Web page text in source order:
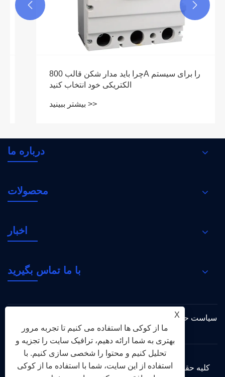
الکتریکی خود انتخاب کنید
بیشتر ببینید >>
 
درباره ما
محصولات
اخبار
با ما تماس بگیرید
سیاست حفظ حریم
خصوصی
کلیه حقوق این سایت متعلق به گروه شعله مقدس 2026 می
X
ما از کوکی ها استفاده می کنیم تا تجربه مرور
بهتری به شما ارائه دهیم، ترافیک سایت را تجزیه و
تحلیل کنیم و محتوا را شخصی سازی کنیم. با
استفاده از این سایت، شما با استفاده ما از کوکی